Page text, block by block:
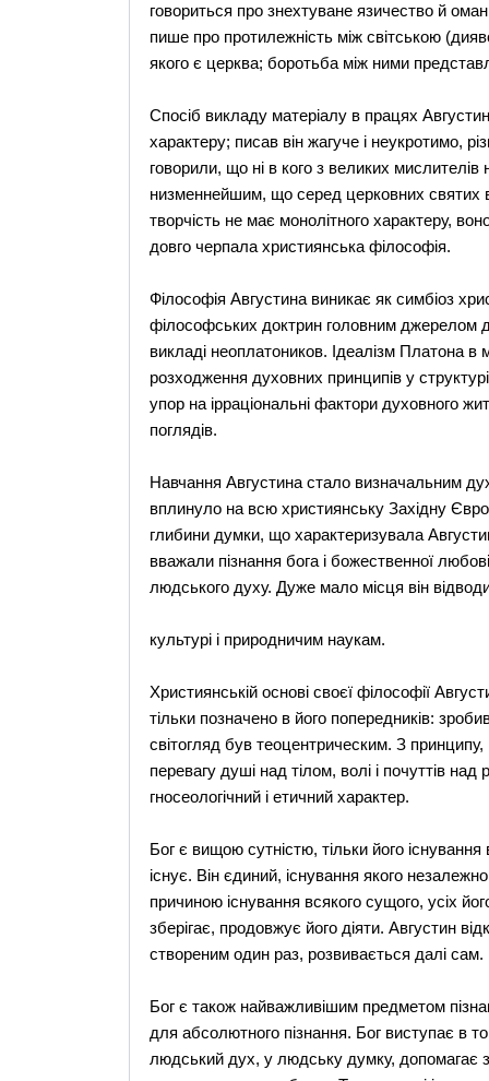
говориться про знехтуване язичество й
пише про протилежність між світською
якого є церква; боротьба між ними
Спосіб викладу матеріалу в працях
характеру; писав він жагуче і неукротимо,
говорили, що ні в кого з великих
низменнейшим, що серед церковних святих
творчість не має монолітного характеру,
довго черпала християнська філософія.
Філософія Августина виникає як симбіоз
філософських доктрин головним джерелом
викладі неоплатоников. Ідеалізм Платона в
розходження духовних принципів у
упор на ірраціональні фактори духовного
поглядів.
Навчання Августина стало визначальним
вплинуло на всю християнську Західну
глибини думки, що характеризувала
вважали пізнання бога і божественної
людського духу. Дуже мало місця він
культурі і природничим наукам.
Християнській основі своєї філософії
тільки позначено в його попередників:
світогляд був теоцентрическим. З
перевагу душі над тілом, волі і почуттів
гносеологічний і етичний характер.
Бог є вищою сутністю, тільки його
існує. Він єдиний, існування якого
причиною існування всякого сущого, усіх
зберігає, продовжує його діяти. Августин
створеним один раз, розвивається далі сам.
Бог є також найважливішим предметом
для абсолютного пізнання. Бог виступає в
людський дух, у людську думку, допомагає